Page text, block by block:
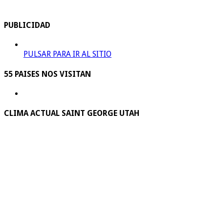
PUBLICIDAD
PULSAR PARA IR AL SITIO
55 PAISES NOS VISITAN
CLIMA ACTUAL SAINT GEORGE UTAH